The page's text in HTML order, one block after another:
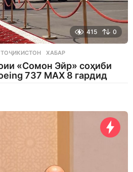
415 0
,ТОҶИКИСТОН ,ХАБАР
«Сомон Эйр» соҳиби
737 MAX 8 гардид